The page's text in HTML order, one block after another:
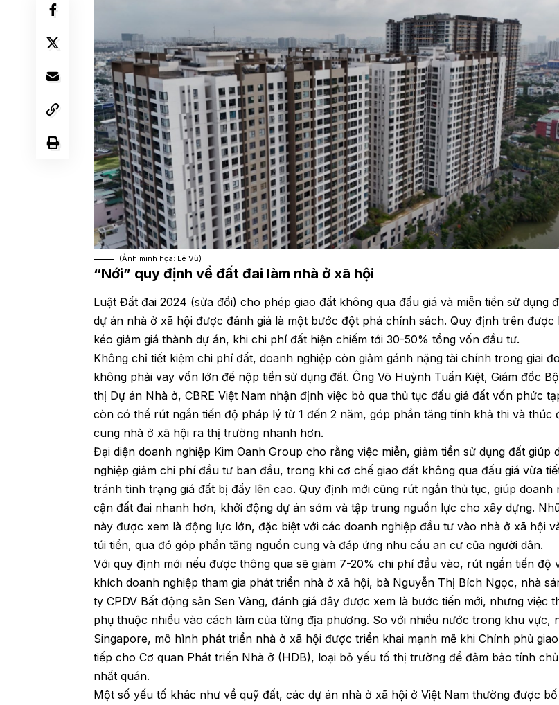
(Ảnh minh họa: Lê Vũ)
“Nới” quy định về đất đai làm nhà ở xã hội
Luật Đất đai 2024 (sửa đổi) cho phép giao đất không qua đấu giá và miễn tiền sử dụng
dự án nhà ở xã hội được đánh giá là một bước đột phá chính sách. Quy định trên được
kéo giảm giá thành dự án, khi chi phí đất hiện chiếm tới 30-50% tổng vốn đầu tư.
Không chỉ tiết kiệm chi phí đất, doanh nghiệp còn giảm gánh nặng tài chính trong giai
không phải vay vốn lớn để nộp tiền sử dụng đất. Ông Võ Huỳnh Tuấn Kiệt, Giám đốc
thị Dự án Nhà ở, CBRE Việt Nam nhận định việc bỏ qua thủ tục đấu giá đất vốn phức
còn có thể rút ngắn tiến độ pháp lý từ 1 đến 2 năm, góp phần tăng tính khả thi và thúc
cung nhà ở xã hội ra thị trường nhanh hơn.
Đại diện doanh nghiệp Kim Oanh Group cho rằng việc miễn, giảm tiền sử dụng đất giúp
nghiệp giảm chi phí đầu tư ban đầu, trong khi cơ chế giao đất không qua đấu giá vừa
tránh tình trạng giá đất bị đẩy lên cao. Quy định mới cũng rút ngắn thủ tục, giúp doanh
cận đất đai nhanh hơn, khởi động dự án sớm và tập trung nguồn lực cho xây dựng.
này được xem là động lực lớn, đặc biệt với các doanh nghiệp đầu tư vào nhà ở xã hội
túi tiền, qua đó góp phần tăng nguồn cung và đáp ứng nhu cầu an cư của người dân.
Với quy định mới nếu được thông qua sẽ giảm 7-20% chi phí đầu vào, rút ngắn tiến độ
khích doanh nghiệp tham gia phát triển nhà ở xã hội, bà Nguyễn Thị Bích Ngọc, nhà
ty CPDV Bất động sản Sen Vàng, đánh giá đây được xem là bước tiến mới, nhưng việc
phụ thuộc nhiều vào cách làm của từng địa phương. So với nhiều nước trong khu vực,
Singapore, mô hình phát triển nhà ở xã hội được triển khai mạnh mẽ khi Chính phủ
tiếp cho Cơ quan Phát triển Nhà ở (HDB), loại bỏ yếu tố thị trường để đảm bảo tính
nhất quán.
Một số yếu tố khác như về quỹ đất, các dự án nhà ở xã hội ở Việt Nam thường được